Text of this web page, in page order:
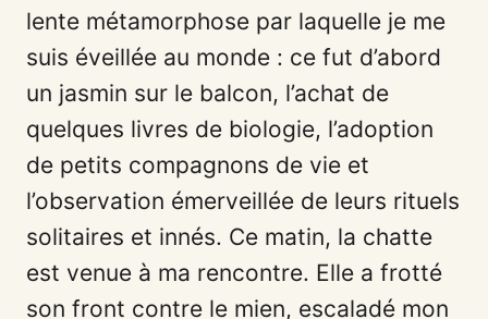
lente métamorphose par laquelle je me
suis éveillée au monde : ce fut d’abord
un jasmin sur le balcon, l’achat de
quelques livres de biologie, l’adoption
de petits compagnons de vie et
l’observation émerveillée de leurs rituels
solitaires et innés. Ce matin, la chatte
est venue à ma rencontre. Elle a frotté
son front contre le mien, escaladé mon